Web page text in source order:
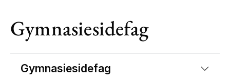
Gymnasiesidefag
Gymnasiesidefag